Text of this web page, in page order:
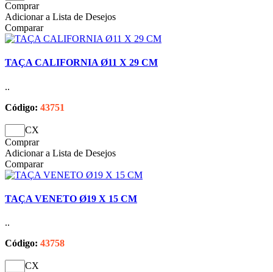
Comprar
Adicionar a Lista de Desejos
Comparar
TAÇA CALIFORNIA Ø11 X 29 CM
..
Código: 43751
CX
Comprar
Adicionar a Lista de Desejos
Comparar
TAÇA VENETO Ø19 X 15 CM
..
Código: 43758
CX